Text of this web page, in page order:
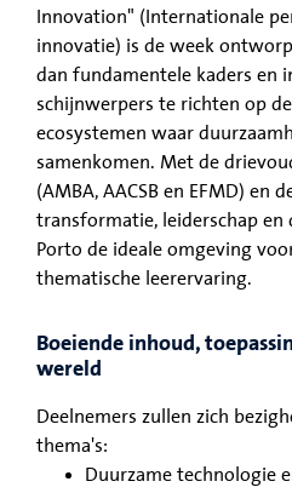
Innovation" (Internationale
innovatie) is de week
dan fundamentele kaders en
schijnwerpers te richten op
ecosystemen waar
samenkomen. Met de
(AMBA, AACSB en EFMD) en
transformatie, leiderschap en
Porto de ideale omgeving
thematische leerervaring.
Boeiende inhoud,
wereld
Deelnemers zullen zich
thema's:
Duurzame technologie